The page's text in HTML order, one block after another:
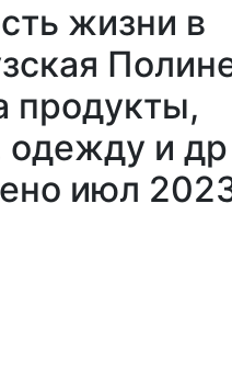
жизни в
продукты,
одежду и
июл